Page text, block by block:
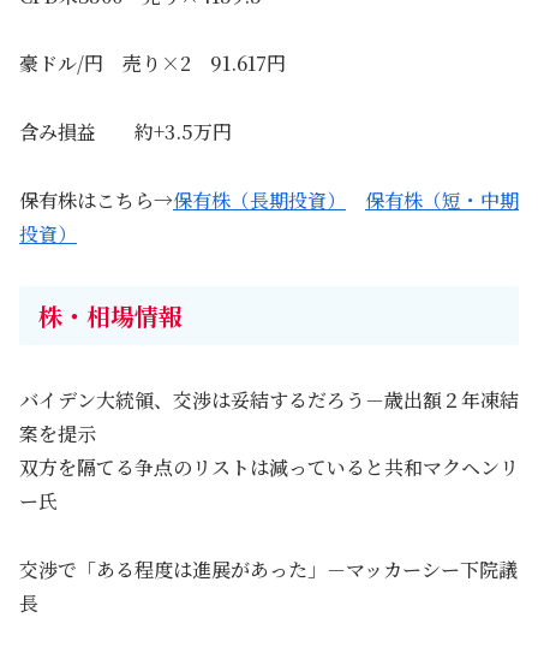
豪ドル/円 売り×2 91.617円
含み損益 約+3.5万円
保有株はこちら→保有株（長期投資）
保有株（短・中期
投資）
株・相場情報
バイデン大統領、交渉は妥結するだろう－歳出額２年凍結
案を提示
双方を隔てる争点のリストは減っていると共和マクヘンリ
ー氏
交渉で「ある程度は進展があった」－マッカーシー下院議
長